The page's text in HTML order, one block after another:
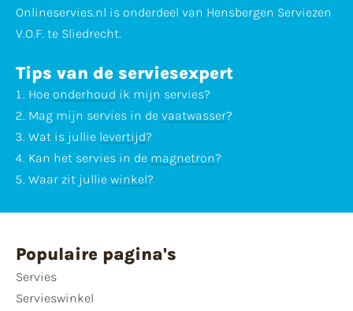
Onlineservies.nl is onderdeel van Hensbergen Serviezen
V.O.F. te Sliedrecht.
Tips van de serviesexpert
Hoe onderhoud ik mijn servies?
Mag mijn servies in de vaatwasser?
Wat is jullie levertijd?
Kan het servies in de magnetron?
Waar zit jullie winkel?
Populaire pagina's
Servies
Servieswinkel